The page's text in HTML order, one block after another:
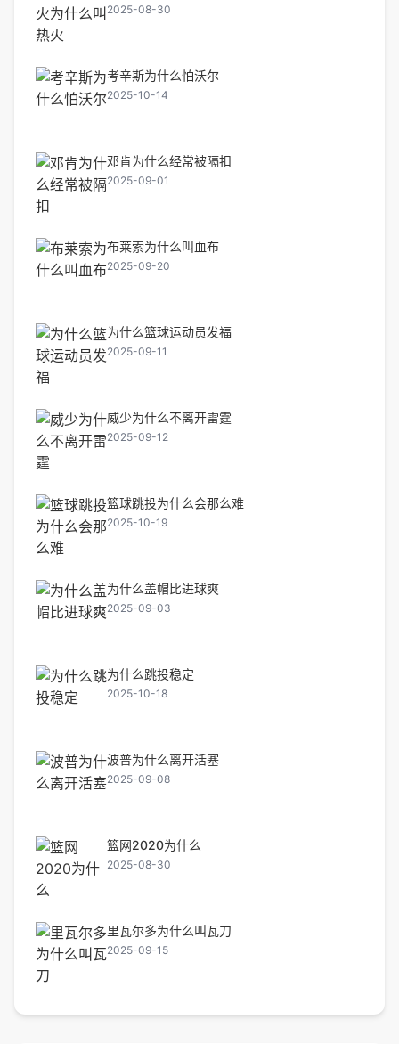
2025-08-30
考辛斯为什么怕沃尔
2025-10-14
邓肯为什么经常被隔扣
2025-09-01
布莱索为什么叫血布
2025-09-20
为什么篮球运动员发福
2025-09-11
威少为什么不离开雷霆
2025-09-12
篮球跳投为什么会那么难
2025-10-19
为什么盖帽比进球爽
2025-09-03
为什么跳投稳定
2025-10-18
波普为什么离开活塞
2025-09-08
篮网2020为什么
2025-08-30
里瓦尔多为什么叫瓦刀
2025-09-15